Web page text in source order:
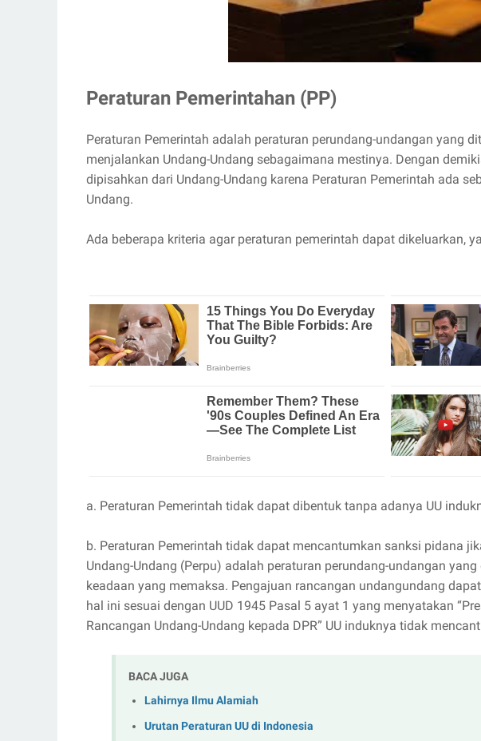
Peraturan Pemerintahan (PP)
Peraturan Pemerintah adalah peraturan perundang-undangan yang
menjalankan Undang-Undang sebagaimana mestinya. Dengan
dipisahkan dari Undang-Undang karena Peraturan Pemerintah ada
Undang.
Ada beberapa kriteria agar peraturan pemerintah dapat dikeluarkan,
a. Peraturan Pemerintah tidak dapat dibentuk tanpa adanya UU
b. Peraturan Pemerintah tidak dapat mencantumkan sanksi pidana
Undang-Undang (Perpu) adalah peraturan perundang-undangan
keadaan yang memaksa. Pengajuan rancangan undangundang
hal ini sesuai dengan UUD 1945 Pasal 5 ayat 1 yang menyatakan
Rancangan Undang-Undang kepada DPR” UU induknya tidak
BACA JUGA
Lahirnya Ilmu Alamiah
Urutan Peraturan UU di Indonesia